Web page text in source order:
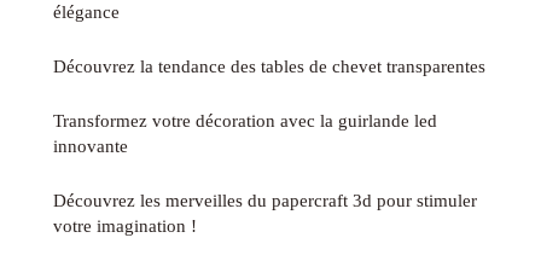
élégance
Découvrez la tendance des tables de chevet transparentes
Transformez votre décoration avec la guirlande led
innovante
Découvrez les merveilles du papercraft 3d pour stimuler
votre imagination !